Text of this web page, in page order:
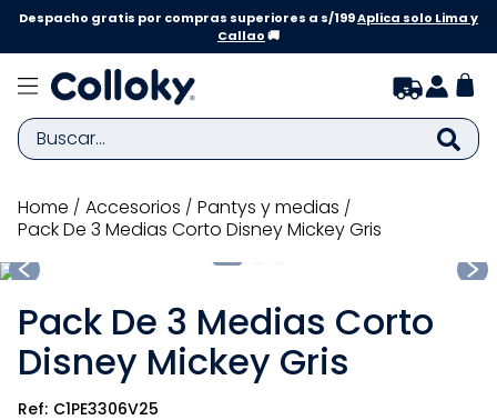
Despacho gratis por compras superiores a s/199Aplica solo Lima y
Callao🚚
Buscar...
accesorios
pantys y medias
Pack De 3 Medias Corto Disney Mickey Gris
Pack De 3 Medias Corto
Disney Mickey Gris
C1PE3306V25
TÉRMINOS MÁS BUSCADOS
1.
zapatillas niña
2.
3.
medias
4.
sandalias